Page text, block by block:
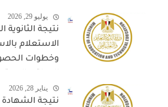
يوليو 29, 2026
الاستعلام
وخطوات
يناير 28, 2026
نتيجة الشهادة